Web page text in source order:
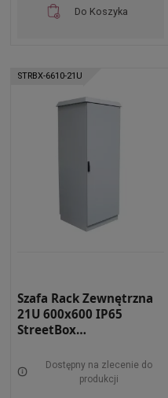
Do Koszyka
STRBX-6610-21U
Szafa Rack Zewnętrzna
21U 600x600 IP65
StreetBox
7035 STRBX-6610-21U
Dostępny na zlecenie do
produkcji